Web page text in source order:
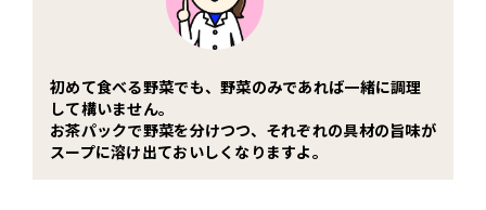
初めて食べる野菜でも、野菜のみであれば一緒に調理
して構いません。
お茶パックで野菜を分けつつ、それぞれの具材の旨味が
スープに溶け出ておいしくなりますよ。